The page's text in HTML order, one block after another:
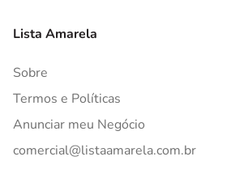
Lista Amarela
Sobre
Termos e Políticas
Anunciar meu Negócio
comercial@listaamarela.com.br